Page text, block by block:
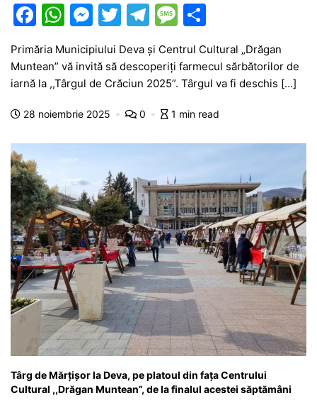
F
a
c
e
b
o
o
k
W
at
s
A
p
p
M
e
s
s
e
g
er
T
itt
er
T
el
e
gr
a
m
M
s
s
a
e
ta
je
a
z
ă
Primăria Municipiului Deva și Centrul Cultural „Drăgan
Muntean” vă invită să descoperiți farmecul sărbătorilor de
iarnă la ,,Târgul de Crăciun 2025”. Târgul va fi deschis […]
28 noiembrie 2025 0 1 min read
Târg de Mărțișor la Deva, pe platoul din fața Centrului
Cultural ,,Drăgan Muntean”, de la finalul acestei săptămâni